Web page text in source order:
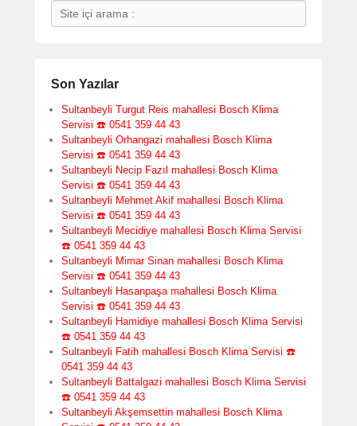
Search
Son Yazılar
Sultanbeyli Turgut Reis mahallesi Bosch Klima
Servisi ☎️ 0541 359 44 43
Sultanbeyli Orhangazi mahallesi Bosch Klima
Servisi ☎️ 0541 359 44 43
Sultanbeyli Necip Fazıl mahallesi Bosch Klima
Servisi ☎️ 0541 359 44 43
Sultanbeyli Mehmet Akif mahallesi Bosch Klima
Servisi ☎️ 0541 359 44 43
Sultanbeyli Mecidiye mahallesi Bosch Klima Servisi
☎️ 0541 359 44 43
Sultanbeyli Mimar Sinan mahallesi Bosch Klima
Servisi ☎️ 0541 359 44 43
Sultanbeyli Hasanpaşa mahallesi Bosch Klima
Servisi ☎️ 0541 359 44 43
Sultanbeyli Hamidiye mahallesi Bosch Klima Servisi
☎️ 0541 359 44 43
Sultanbeyli Fatih mahallesi Bosch Klima Servisi ☎️
0541 359 44 43
Sultanbeyli Battalgazi mahallesi Bosch Klima Servisi
☎️ 0541 359 44 43
Sultanbeyli Akşemsettin mahallesi Bosch Klima